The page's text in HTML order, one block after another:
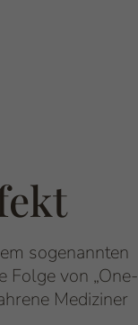
sogenannten
Folge von „One-
Mediziner